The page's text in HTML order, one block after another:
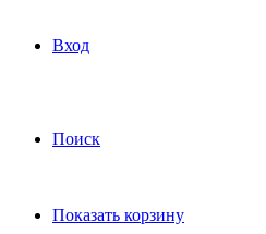
Вход
Поиск
Показать корзину